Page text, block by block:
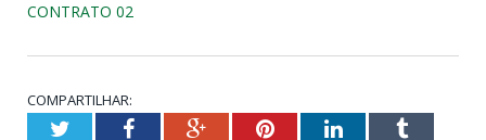
CONTRATO 02
COMPARTILHAR:
TwitterFacebookGoogle+PinterestLinkedInTumblr